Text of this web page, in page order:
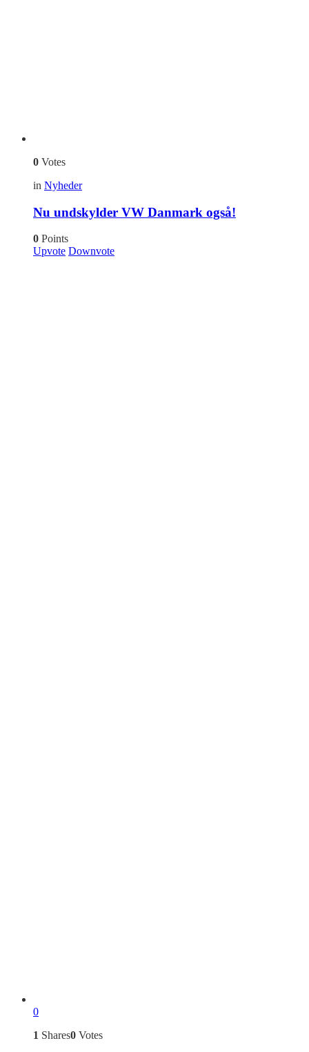
0 Votes
in Nyheder
Nu undskylder VW Danmark også!
0 Points
Upvote Downvote
0
1 Shares0 Votes